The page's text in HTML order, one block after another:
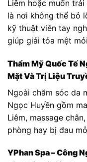
Liêm hoặc muốn
là nơi không thể bỏ
kỹ thuật viên tay
giúp giải tỏa mệt
Thẩm Mỹ Quốc Tế
Mặt Và Trị Liệu
Ngoài chăm sóc da
Ngọc Huyền gồm
Liêm, massage
phòng hay bị đau
YPhan Spa – Công